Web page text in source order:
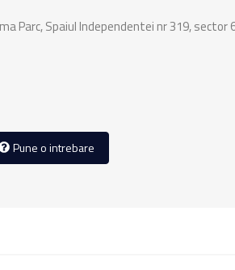
Parc, Spaiul Independentei nr 319, sector
Pune o intrebare